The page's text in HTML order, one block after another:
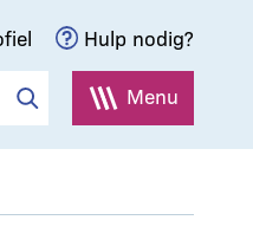
Hulp nodig?
Menu